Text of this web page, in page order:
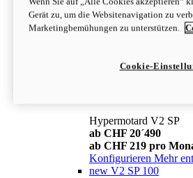
Konfigurieren Mehr
newV2
ab CHF 169 pro
Mehr
Hypermotard V2 SP
ab CHF 20´490
ab CHF 219 pro
Konfigurieren Mehr
new V2 SP 100
Gerät zu, um die Websitenavigation zu
Marketingbemühungen zu unterstützen.
Cookie-